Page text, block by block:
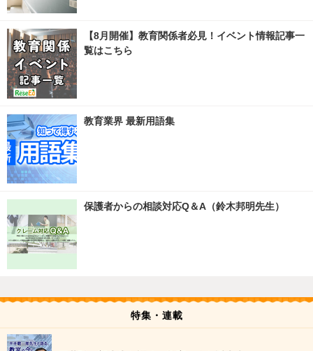
【8月開催】教育関係者必見！イベント情報記事一
覧はこちら
教育業界 最新用語集
保護者からの相談対応Q＆A（鈴木邦明先生）
特集・連載